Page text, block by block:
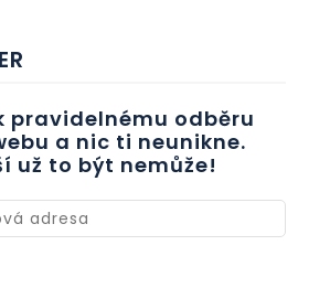
pravidelnému odběru
a nic ti neunikne.
už to být nemůže!